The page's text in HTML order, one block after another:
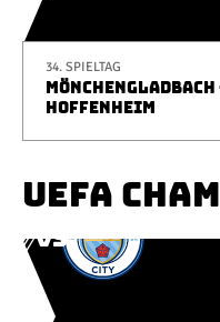
34. SPIELTAG
MÖNCHENGLADBACH
HOFFENHEIM
UEFA